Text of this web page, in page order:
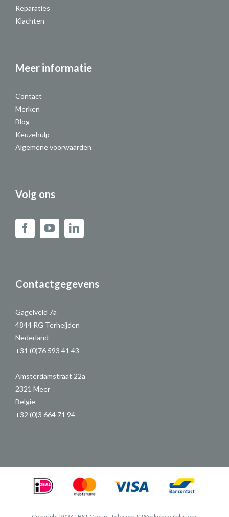
Reparaties
Klachten
Meer informatie
Contact
Merken
Blog
Keuzehulp
Algemene voorwaarden
Volg ons
Contactgegevens
Gagelveld 7a
4844 RG Terheijden
Nederland
+31 (0)76 593 41 43
Amsterdamstraat 22a
2321 Meer
Belgie
+32 (0)3 664 71 94